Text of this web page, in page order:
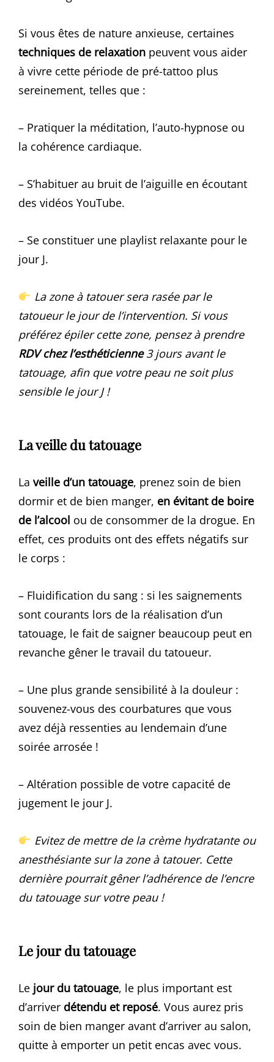
Si vous êtes de nature anxieuse, certaines
techniques de relaxation peuvent vous aider
à vivre cette période de pré-tattoo plus
sereinement, telles que :
– Pratiquer la méditation, l’auto-hypnose ou
la cohérence cardiaque.
– S’habituer au bruit de l’aiguille en écoutant
des vidéos YouTube.
– Se constituer une playlist relaxante pour le
jour J.
La zone à tatouer sera rasée par le
tatoueur le jour de l’intervention. Si vous
préférez épiler cette zone, pensez à prendre
RDV chez l’esthéticienne3 jours avant le
tatouage, afin que votre peau ne soit plus
sensible le jour J !
La veille du tatouage
La veille d’un tatouage, prenez soin de bien
dormir et de bien manger, en évitant de boire
de l’alcool ou de consommer de la drogue. En
effet, ces produits ont des effets négatifs sur
le corps :
– Fluidification du sang : si les saignements
sont courants lors de la réalisation d’un
tatouage, le fait de saigner beaucoup peut en
revanche gêner le travail du tatoueur.
– Une plus grande sensibilité à la douleur :
souvenez-vous des courbatures que vous
avez déjà ressenties au lendemain d’une
soirée arrosée !
– Altération possible de votre capacité de
jugement le jour J.
Evitez de mettre de la crème hydratante ou
anesthésiante sur la zone à tatouer. Cette
dernière pourrait gêner l’adhérence de l’encre
du tatouage sur votre peau !
Le jour du tatouage
Le jour du tatouage, le plus important est
d’arriver détendu et reposé. Vous aurez pris
soin de bien manger avant d’arriver au salon,
quitte à emporter un petit encas avec vous.